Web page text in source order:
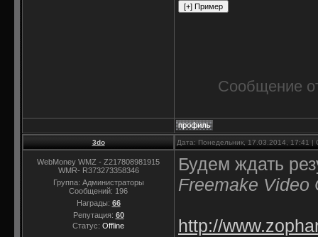
Сообщение
3do Дата: Понедельник, 17.03.2014, 17:41
WebMoney WMZ - Z217808981915
WMR- R373273358346
Группа: Администраторы
Сообщений: 196
Награды: 66
Репутация: 60
Статус: Offline
Будем ждать
Freemake Video
http://